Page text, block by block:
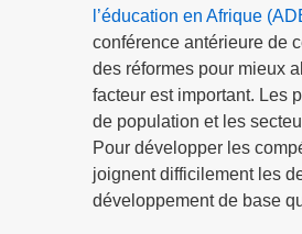
l’éducation en Afrique
conférence antérieure de
des réformes pour mieux
facteur est important. Les
de population et les
Pour développer les
joignent difficilement les
développement de base